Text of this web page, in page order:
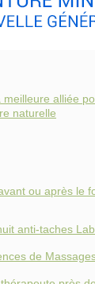
alliée
naturelle
ou après le
anti-taches
de